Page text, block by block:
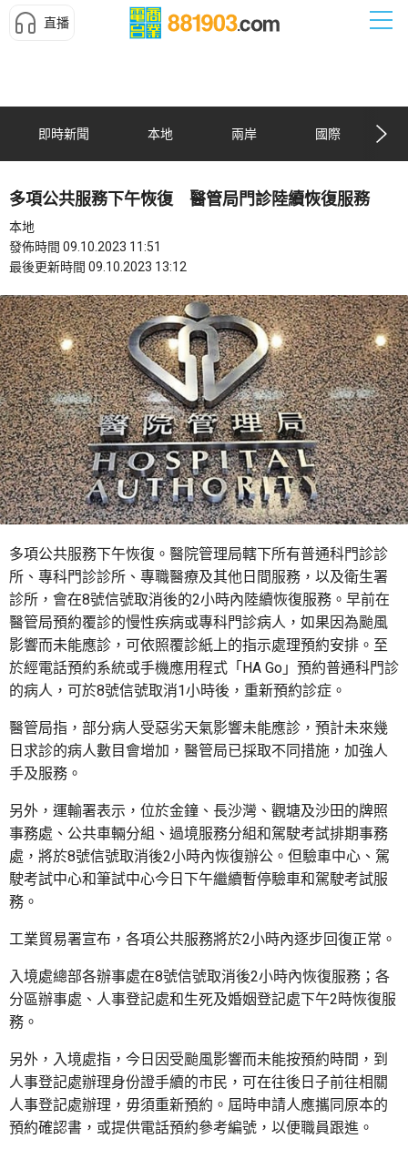
直播
即時新聞 本地 兩岸 國際
多項公共服務下午恢復 醫管局門診陸續恢復服務
本地
發佈時間 09.10.2023 11:51
最後更新時間 09.10.2023 13:12
多項公共服務下午恢復。醫院管理局轄下所有普通科門診診
所、專科門診診所、專職醫療及其他日間服務，以及衛生署
診所，會在8號信號取消後的2小時內陸續恢復服務。早前在
醫管局預約覆診的慢性疾病或專科門診病人，如果因為颱風
影響而未能應診，可依照覆診紙上的指示處理預約安排。至
於經電話預約系統或手機應用程式「HA Go」預約普通科門診
的病人，可於8號信號取消1小時後，重新預約診症。
醫管局指，部分病人受惡劣天氣影響未能應診，預計未來幾
日求診的病人數目會增加，醫管局已採取不同措施，加強人
手及服務。
另外，運輸署表示，位於金鐘、長沙灣、觀塘及沙田的牌照
事務處、公共車輛分組、過境服務分組和駕駛考試排期事務
處，將於8號信號取消後2小時內恢復辦公。但驗車中心、駕
駛考試中心和筆試中心今日下午繼續暫停驗車和駕駛考試服
務。
工業貿易署宣布，各項公共服務將於2小時內逐步回復正常。
入境處總部各辦事處在8號信號取消後2小時內恢復服務；各
分區辦事處、人事登記處和生死及婚姻登記處下午2時恢復服
務。
另外，入境處指，今日因受颱風影響而未能按預約時間，到
人事登記處辦理身份證手續的市民，可在往後日子前往相關
人事登記處辦理，毋須重新預約。屆時申請人應攜同原本的
預約確認書，或提供電話預約參考編號，以便職員跟進。